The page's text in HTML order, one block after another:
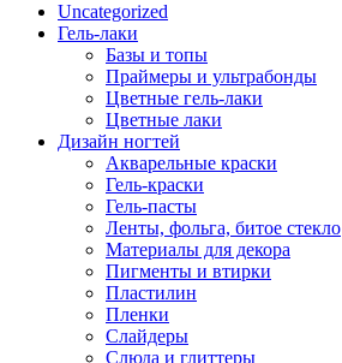
Uncategorized
Гель-лаки
Базы и топы
Праймеры и ультрабонды
Цветные гель-лаки
Цветные лаки
Дизайн ногтей
Акварельные краски
Гель-краски
Гель-пасты
Ленты, фольга, битое стекло
Материалы для декора
Пигменты и втирки
Пластилин
Пленки
Слайдеры
Слюда и глиттеры